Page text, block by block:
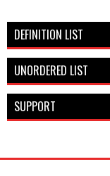
DEFINITION LIST
UNORDERED LIST
SUPPORT